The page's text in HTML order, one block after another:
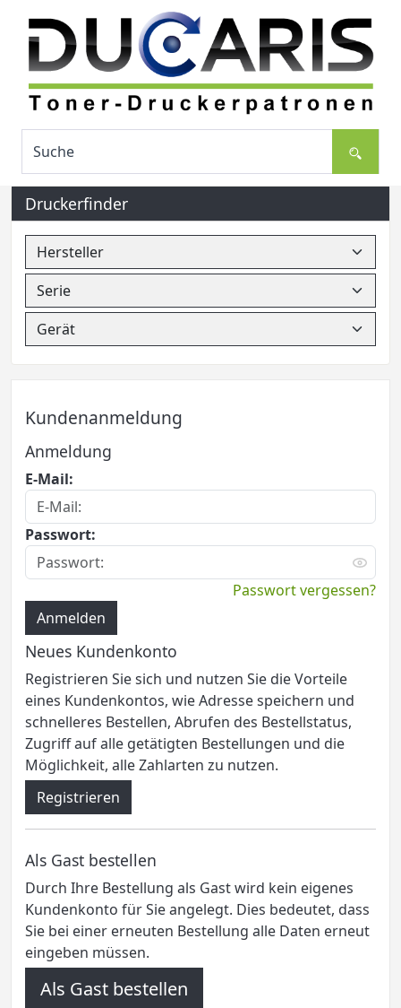
Druckerfinder
Kundenanmeldung
Anmeldung
E-Mail:
Passwort:
Passwort vergessen?
Anmelden
Neues Kundenkonto
Registrieren Sie sich und nutzen Sie die Vorteile
eines Kundenkontos, wie Adresse speichern und
schnelleres Bestellen, Abrufen des Bestellstatus,
Zugriff auf alle getätigten Bestellungen und die
Möglichkeit, alle Zahlarten zu nutzen.
Registrieren
Als Gast bestellen
Durch Ihre Bestellung als Gast wird kein eigenes
Kundenkonto für Sie angelegt. Dies bedeutet, dass
Sie bei einer erneuten Bestellung alle Daten erneut
eingeben müssen.
Als Gast bestellen